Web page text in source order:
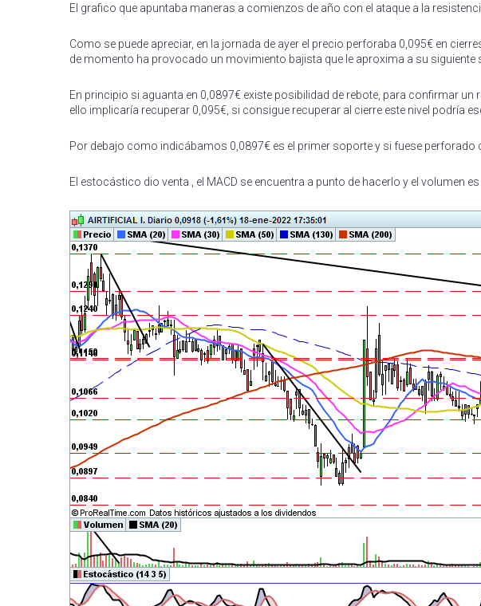
El grafico que apuntaba maneras a comienzos de año con el ataque a la
Como se puede apreciar, en la jornada de ayer el precio perforaba 0,095€ en
de momento ha provocado un movimiento bajista que le aproxima a su siguiente
En principio si aguanta en 0,0897€ existe posibilidad de rebote, para confirmar
ello implicaría recuperar 0,095€, si consigue recuperar al cierre este nivel podría
Por debajo como indicábamos 0,0897€ es el primer soporte y si fuese perforado
El estocástico dio venta , el MACD se encuentra a punto de hacerlo y el volumen